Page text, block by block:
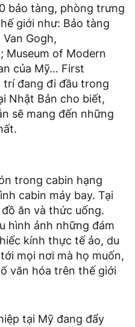
bảo tàng, phòng trưng
giới như: Bảo tàng
Gogh,
Museum of Modern
của Mỹ… First
trí đang đi đầu trong
Nhật Bản cho biết,
sẽ mang đến những
trong cabin hạng
cabin máy bay. Tại
ăn và thức uống.
hình ảnh những đám
kính thực tế ảo, du
mọi nơi mà họ muốn,
văn hóa trên thế giới
tại Mỹ đang đẩy